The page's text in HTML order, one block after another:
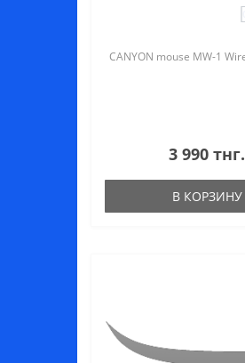
CANYON mouse MW-1
3 990 тнг.
В КОРЗИНУ